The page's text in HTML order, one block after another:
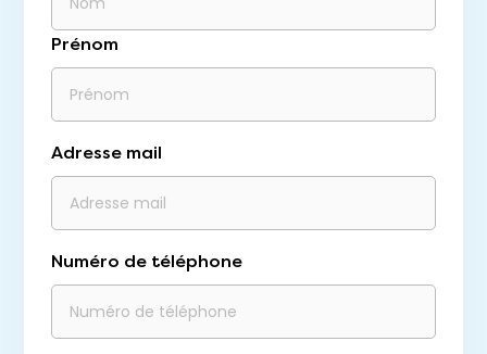
Prénom
Adresse mail
Numéro de téléphone